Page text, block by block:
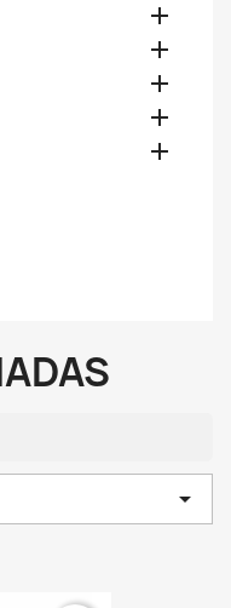





